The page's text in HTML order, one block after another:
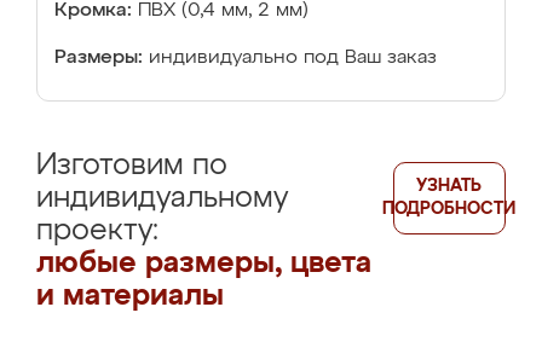
Кромка: ПВХ (0,4 мм, 2 мм)
Размеры: индивидуально под Ваш заказ
Изготовим по
индивидуальному
проекту:
любые размеры, цвета
и материалы
УЗНАТЬ
ПОДРОБНОСТИ